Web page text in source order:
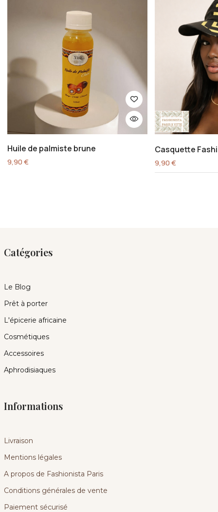
Huile de palmiste brune
9,90€
Casquette
9,90€
Catégories
Le Blog
Prêt à porter
L'épicerie africaine
Cosmétiques
Accessoires
Aphrodisiaques
Informations
Livraison
Mentions légales
A propos de Fashionista Paris
Conditions générales de vente
Paiement sécurisé